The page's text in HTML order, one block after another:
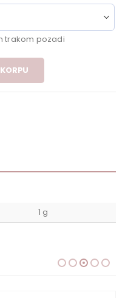
trakom pozadi
1 g